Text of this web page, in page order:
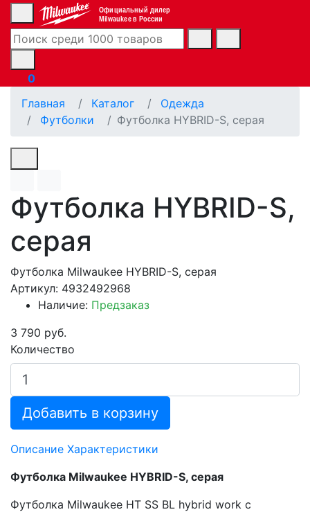
Официальный дилер
Milwaukee в России
0
Главная
Каталог
Одежда
Футболки
Футболка HYBRID-S, серая
Футболка HYBRID-S,
серая
Футболка Milwaukee HYBRID-S, серая
Артикул: 4932492968
Наличие: Предзаказ
3 790 руб.
Количество
Добавить в корзину
Описание Характеристики
Футболка Milwaukee HYBRID-S, серая
Футболка Milwaukee HT SS BL hybrid work с